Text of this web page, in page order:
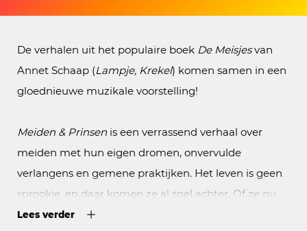
De verhalen uit het populaire boek De Meisjesvan
Annet Schaap (Lampje, Krekel) komen samen in een
gloednieuwe muzikale voorstelling!
Meiden & Prinsen is een verrassend verhaal over
meiden met hun eigen dromen, onvervulde
verlangens en gemene praktijken. Het leven is geen
sprookje, en daar komen ze al snel achter. Of ze nu
worden gekoppeld aan een geldwolf van een koning,
Lees verder